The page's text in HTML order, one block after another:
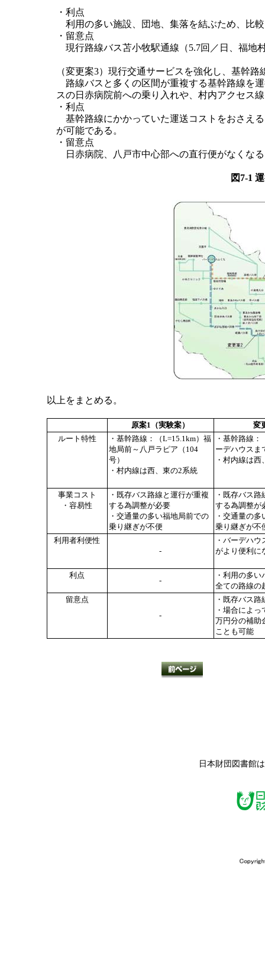
・利点
利用の多い施設、団地、集落を結ぶため、比
・留意点
現行路線バス苫小牧駅通線（5.7回／日、福地
（変更案3）現行交通サービスを強化し、基幹路
路線バスと多くの区間が重複する基幹路線を
スの日赤病院前への乗り入れや、村内アクセス
・利点
基幹路線にかかっていた運送コストをおさえ
が可能である。
・留意点
日赤病院、八戸市中心部への直行便がなくな
図7-1
以上をまとめる。
原案1（実験案）
変
ルート特性
・基幹路線：（L=15.1km）福
地局前～八戸ラピア（104
号）
・村内線は西、東の2系統
・基幹路線：
ーデハウスま
・村内線は西
事業コスト
・容易性
・既存バス路線と運行が重複
する為調整が必要
・交通量の多い福地局前での
乗り継ぎが不便
・既存バス
する為調整が
・交通量の
乗り継ぎが不
利用者利便性
-
・バーデハ
がより便利に
利点
-
・利用の多
全ての路線の
留意点
-
・既存バス
・場合によっ
万円分の補助
ことも可能
日本財団図書館